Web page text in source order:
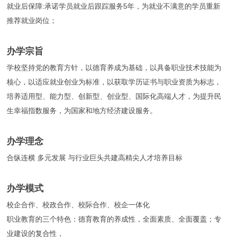
就业后保障:承诺学员就业后跟踪服务5年，为就业不满意的学员重新
推荐就业岗位；
办学宗旨
学校坚持党的教育方针，以德育养成为基础，以具备职业技术技能为
核心，以适应就业创业为标准，以获取学历证书与职业资质为标志，
培养适用型、能力型、创新型、创业型、国际化高端人才，为提升民
生幸福指数服务，为国家和地方经济建设服务。
办学理念
合纵连横 多元发展 与行业巨头共建高精尖人才培养目标
办学模式
校企合作、校政合作、校际合作、校企一体化
职业教育的三个特色：德育教育的养成性，全面素质、全面覆盖；专
业建设的复合性，